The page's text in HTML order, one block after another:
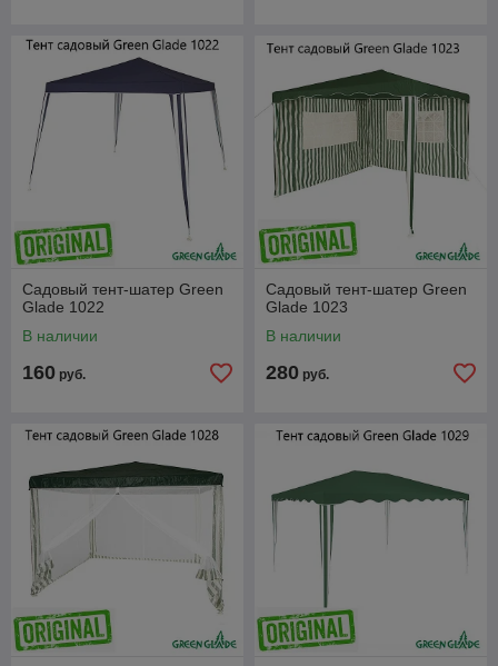
Садовый тент-шатер Green
Glade 1022
В наличии
160 руб.
Садовый тент-шатер Green
Glade 1023
В наличии
280 руб.